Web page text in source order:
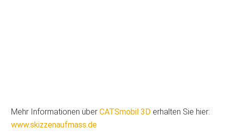
Mehr Informationen überCATSmobil 3D erhalten Sie hier:
www.skizzenaufmass.de